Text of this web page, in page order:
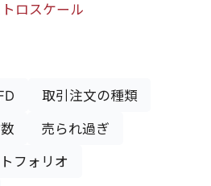
ロスケール
取引注文の種類
売られ過ぎ
フォリオ